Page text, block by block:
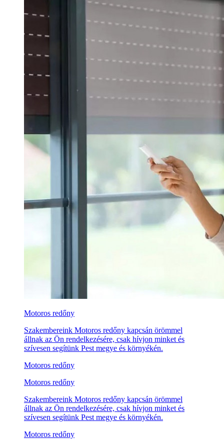
Motoros redőny
Szakembereink Motoros redőny kapcsán örömmel
állnak az Ön rendelkezésére, csak hívjon minket és
szívesen segítünk Pest megye és környékén.
Motoros redőny
Motoros redőny
Szakembereink Motoros redőny kapcsán örömmel
állnak az Ön rendelkezésére, csak hívjon minket és
szívesen segítünk Pest megye és környékén.
Motoros redőny